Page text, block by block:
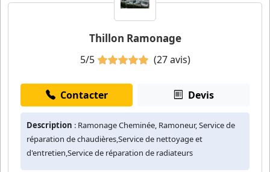
Thillon Ramonage
5/5 (27 avis)
Contacter Devis
Description : Ramonage Cheminée, Ramoneur, Service de
réparation de chaudières,Service de nettoyage et
d'entretien,Service de réparation de radiateurs